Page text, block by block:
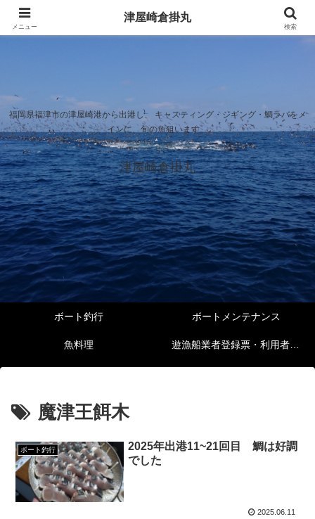
福岡県福津市の津屋崎港から出港し、 キャスティング・ジギング・鯛ラバをメ
インに、旬の魚狙います。
津屋崎倉掛丸
ボート釣行 ボートメンテナンス
魚料理 遊漁船業者登録票・利用者の安全確保等に関する情報
魔津王餌木
ボート釣行
2025年出港11~21回目 鯛は好調
でした
2025.06.11
メニュー
津屋崎倉掛丸
検索